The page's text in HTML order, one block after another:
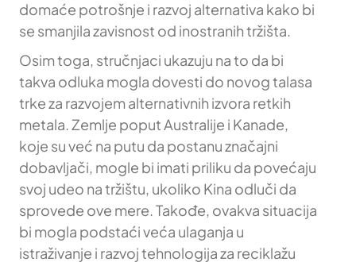
domaće potrošnje i razvoj alternativa kako bi
se smanjila zavisnost od inostranih tržišta.
Osim toga, stručnjaci ukazuju na to da bi
takva odluka mogla dovesti do novog talasa
trke za razvojem alternativnih izvora retkih
metala. Zemlje poput Australije i Kanade,
koje su već na putu da postanu značajni
dobavljači, mogle bi imati priliku da povećaju
svoj udeo na tržištu, ukoliko Kina odluči da
sprovede ove mere. Takođe, ovakva situacija
bi mogla podstaći veća ulaganja u
istraživanje i razvoj tehnologija za reciklažu